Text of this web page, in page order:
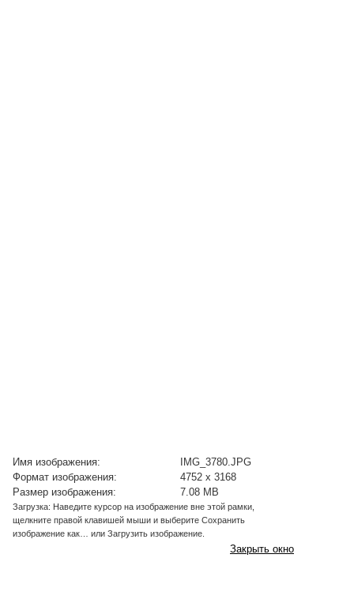
Имя изображения:
IMG_3780.JPG
Формат изображения:
4752 x 3168
Размер изображения:
7.08 MB
Загрузка: Наведите курсор на изображение вне этой рамки,
щелкните правой клавишей мыши и выберите Сохранить
изображение как… или Загрузить изображение.
Закрыть окно